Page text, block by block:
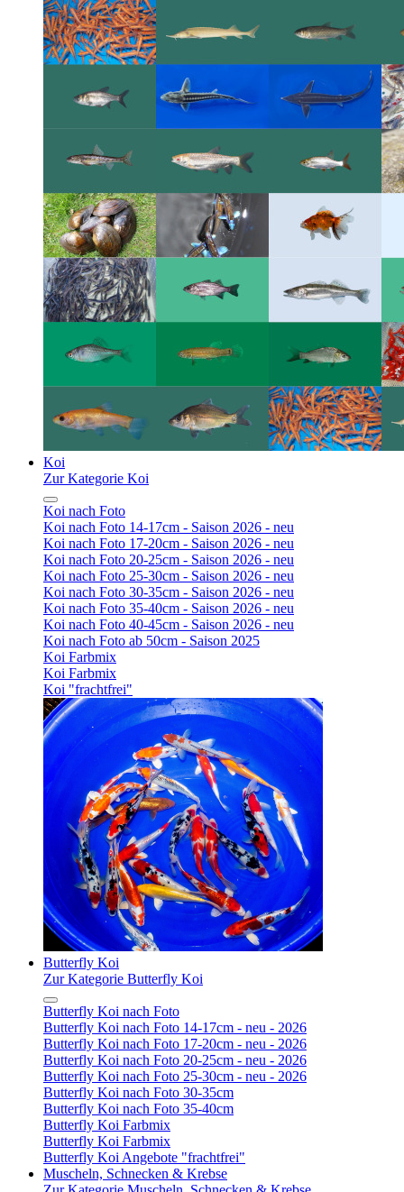
Koi
Zur Kategorie Koi
Koi nach Foto
Koi nach Foto 14-17cm - Saison 2026 - neu
Koi nach Foto 17-20cm - Saison 2026 - neu
Koi nach Foto 20-25cm - Saison 2026 - neu
Koi nach Foto 25-30cm - Saison 2026 - neu
Koi nach Foto 30-35cm - Saison 2026 - neu
Koi nach Foto 35-40cm - Saison 2026 - neu
Koi nach Foto 40-45cm - Saison 2026 - neu
Koi nach Foto ab 50cm - Saison 2025
Koi Farbmix
Koi Farbmix
Koi "frachtfrei"
Butterfly Koi
Zur Kategorie Butterfly Koi
Butterfly Koi nach Foto
Butterfly Koi nach Foto 14-17cm - neu - 2026
Butterfly Koi nach Foto 17-20cm - neu - 2026
Butterfly Koi nach Foto 20-25cm - neu - 2026
Butterfly Koi nach Foto 25-30cm - neu - 2026
Butterfly Koi nach Foto 30-35cm
Butterfly Koi nach Foto 35-40cm
Butterfly Koi Farbmix
Butterfly Koi Farbmix
Butterfly Koi Angebote "frachtfrei"
Muscheln, Schnecken & Krebse